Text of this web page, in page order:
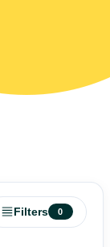
Filters 0